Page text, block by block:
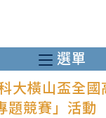
選單
大橫山盃全
題競賽」活動